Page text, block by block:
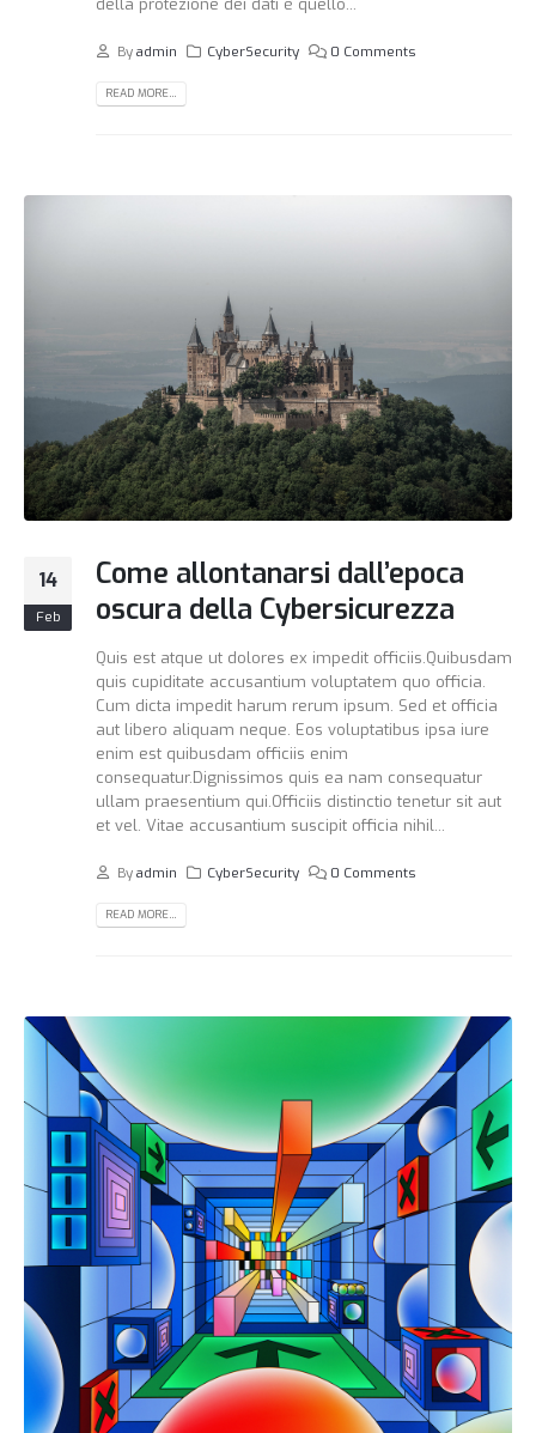
della protezione dei dati è quello...
Byadmin CyberSecurity 0 Comments
READ MORE...
14
Feb
Come allontanarsi dall’epoca
oscura della Cybersicurezza
Quis est atque ut dolores ex impedit officiis.Quibusdam
quis cupiditate accusantium voluptatem quo officia.
Cum dicta impedit harum rerum ipsum. Sed et officia
aut libero aliquam neque. Eos voluptatibus ipsa iure
enim est quibusdam officiis enim
consequatur.Dignissimos quis ea nam consequatur
ullam praesentium qui.Officiis distinctio tenetur sit aut
et vel. Vitae accusantium suscipit officia nihil...
Byadmin CyberSecurity 0 Comments
READ MORE...